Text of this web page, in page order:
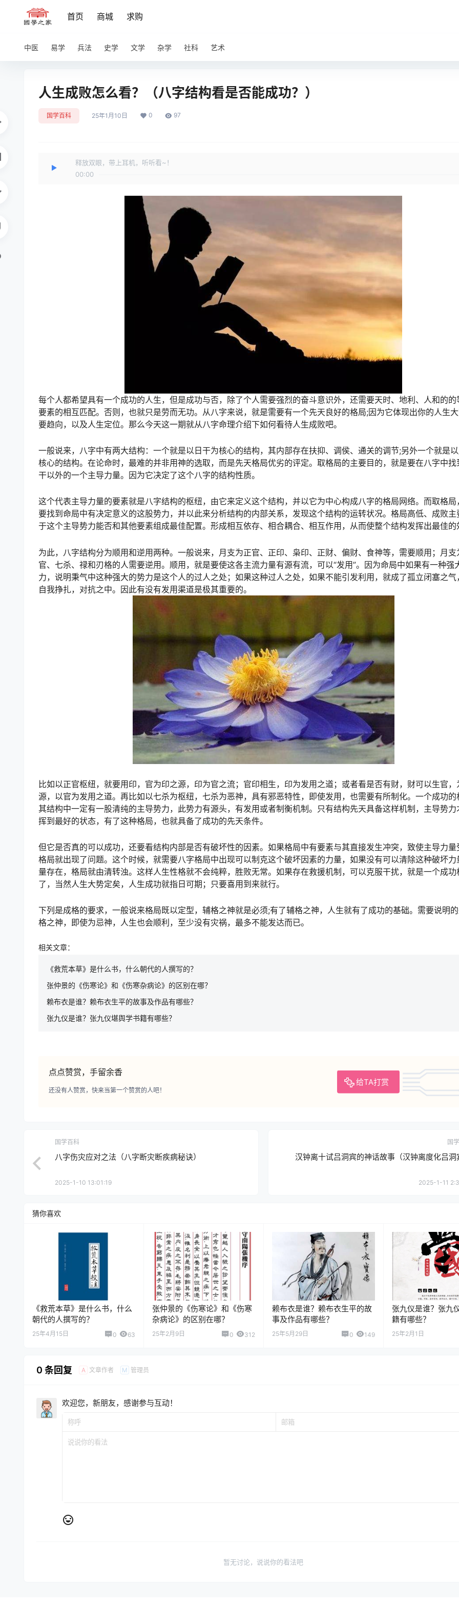
首页 商城 求购
中医 易学 兵法 史学 文学 杂学 社科 艺术
人生成败怎么看？（八字结构看是否能成功？）
国学百科 25年1月10日 0 97
释放双眼，带上耳机，听听看~！
00:00
每个人都希望具有一个成功的人生，但是成功与否，除了个人需要强烈的奋斗意识外，还需要天时、地利、人和的的
要素的相互匹配。否则，也就只是劳而无功。从八字来说，就是需要有一个先天良好的格局;因为它体现出你的人生
要趋向，以及人生定位。那么今天这一期就从八字命理介绍下如何看待人生成败吧。
一般说来，八字中有两大结构：一个就是以日干为核心的结构，其内部存在扶抑、调侯、通关的调节;另外一个就是
核心的结构。在论命时，最难的并非用神的选取，而是先天格局优劣的评定。取格局的主要目的，就是要在八字中找
干以外的一个主导力量。因为它决定了这个八字的结构性质。
这个代表主导力量的要素就是八字结构的枢纽，由它来定义这个结构，并以它为中心构成八字的格局网络。而取格局
要找到命局中有决定意义的这股势力，并以此来分析结构的内部关系，发现这个结构的运转状况。格局高低、成败主
于这个主导势力能否和其他要素组成最佳配置。形成相互依存、相合耦合、相互作用，从而使整个结构发挥出最佳的
为此，八字结构分为顺用和逆用两种。一般说来，月支为正官、正印、枭印、正财、偏财、食神等，需要顺用；月支
官、七杀、禄和刃格的人需要逆用。顺用，就是要使这各主流力量有源有流，可以“发用”。因为命局中如果有一种强
力，说明秉气中这种强大的势力是这个人的过人之处；如果这种过人之处，如果不能引发利用，就成了孤立闭塞之气
自我挣扎，对抗之中。因此有没有发用渠道是极其重要的。
比如以正官枢纽，就要用印，官为印之源，印为官之流；官印相生，印为发用之道；或者看是否有财，财可以生官，
源，以官为发用之道。再比如以七杀为枢纽，七杀为恶神，具有邪恶特性，即使发用，也需要有所制化。一个成功的
其结构中一定有一股清纯的主导势力，此势力有源头，有发用或者制衡机制。只有结构先天具备这样机制，主导势力
挥到最好的状态，有了这种格局，也就具备了成功的先天条件。
但它是否真的可以成功，还要看结构内部是否有破坏性的因素。如果格局中有要素与其直接发生冲突，致使主导力量
格局就出现了问题。这个时候，就需要八字格局中出现可以制克这个破坏因素的力量，如果没有可以清除这种破坏力
量存在，格局就由清转浊。这样人生性格就不会纯粹，胜败无常。如果存在救援机制，可以克服干扰，就是一个成功
了，当然人生大势定矣，人生成功就指日可期；只要喜用到来就行。
下列是成格的要求，一般说来格局既以定型，辅格之神就是必须;有了辅格之神，人生就有了成功的基础。需要说明
格之神，即使为忌神，人生也会顺利，至少没有灾祸，最多不能发达而已。
相关文章：
《救荒本草》是什么书，什么朝代的人撰写的？
张仲景的《伤寒论》和《伤寒杂病论》的区别在哪？
赖布衣是谁？赖布衣生平的故事及作品有哪些？
张九仪是谁？张九仪堪舆学书籍有哪些？
点点赞赏，手留余香
给TA打赏
还没有人赞赏，快来当第一个赞赏的人吧！
国学百科
八字伤灾应对之法（八字断灾断疾病秘诀）
2025-1-10 13:01:19
国
汉钟离十试吕洞宾的神话故事（汉钟离度化吕洞
2025-1-11
猜你喜欢
《救荒本草》是什么书，什么
朝代的人撰写的？
25年4月15日 0 63
张仲景的《伤寒论》和《伤寒
杂病论》的区别在哪？
25年2月9日 0 312
赖布衣是谁？赖布衣生平的故
事及作品有哪些？
25年5月29日 0 149
张九仪是谁？张九
籍有哪些？
25年2月1日
0 条回复 A 文章作者 M 管理员
欢迎您，新朋友，感谢参与互动！
暂无讨论，说说你的看法吧